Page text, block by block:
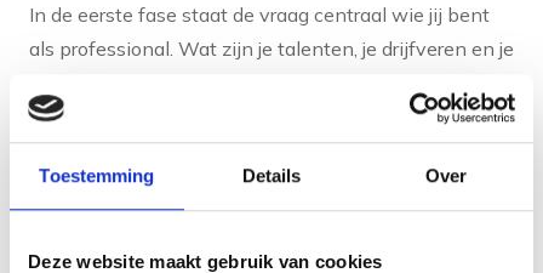
Toestemming Details Over
Deze website maakt gebruik van cookies
In de eerste fase staat de vraag centraal wie jij bent
als professional. Wat zijn je talenten, je drijfveren en je
onderbouwde methoden ingezet, zoals de BrainsFirst-
methodiek, die jouw cognitieve gedragsvoorkeuren en
natuurlijke sterktes inzichtelijk maakt. Dit vormt een
stevige basis voor de rest van het traject.